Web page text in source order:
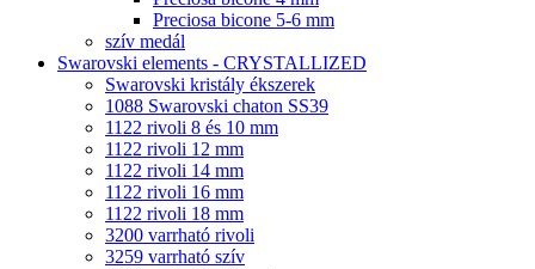
Preciosa bicone 5-6 mm
szív medál
Swarovski elements - CRYSTALLIZED
Swarovski kristály ékszerek
1088 Swarovski chaton SS39
1122 rivoli 8 és 10 mm
1122 rivoli 12 mm
1122 rivoli 14 mm
1122 rivoli 16 mm
1122 rivoli 18 mm
3200 varrható rivoli
3259 varrható szív